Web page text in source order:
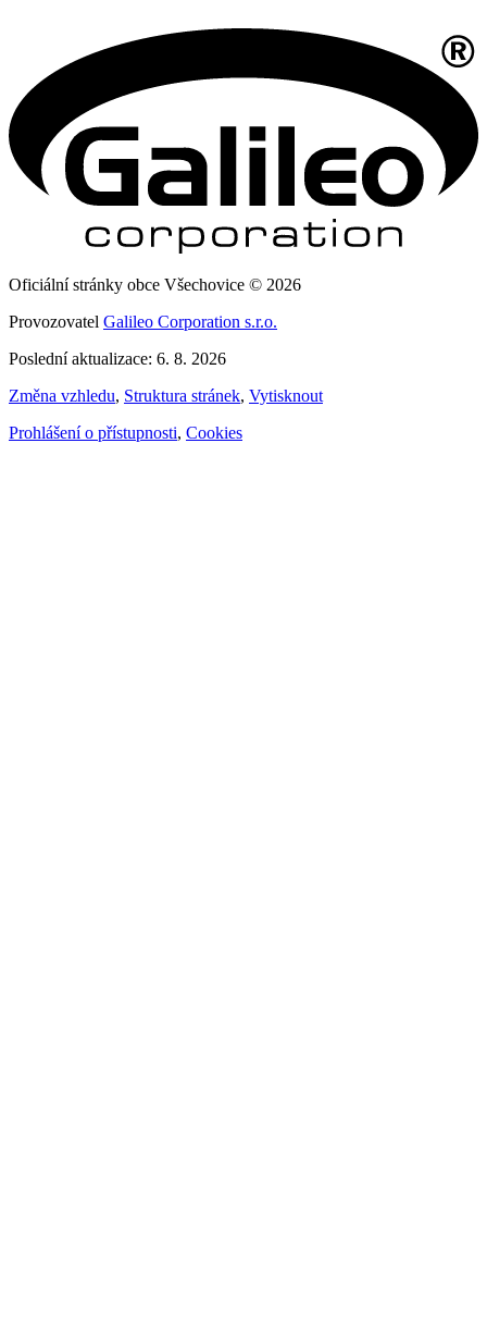
Oficiální stránky obce Všechovice © 2026
Provozovatel Galileo Corporation s.r.o.
Poslední aktualizace: 6. 8. 2026
Změna vzhledu, Struktura stránek, Vytisknout
Prohlášení o přístupnosti, Cookies